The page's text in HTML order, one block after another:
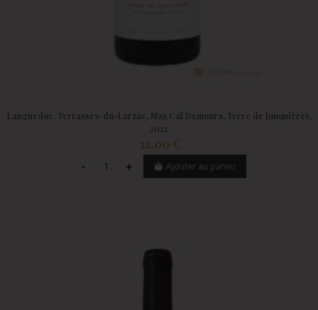
Languedoc, Terrasses-du-Larzac, Mas Cal Demoura, Terre de Jonquières,
2022
32,00 €
Ajouter au panier